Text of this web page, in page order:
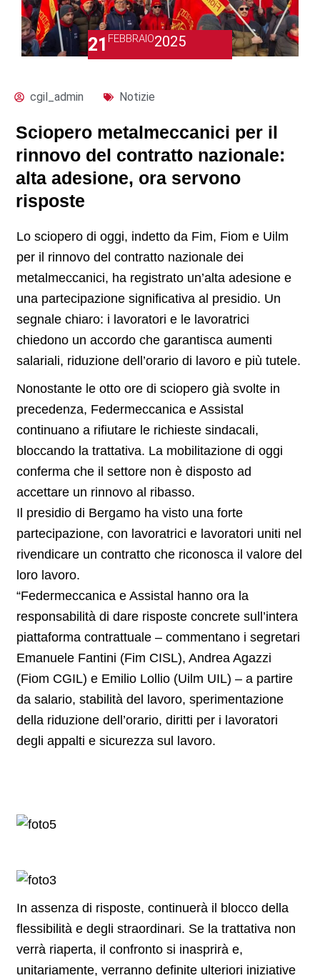
21 FEBBRAIO2025
cgil_admin Notizie
Sciopero metalmeccanici per il
rinnovo del contratto nazionale:
alta adesione, ora servono
risposte
Lo sciopero di oggi, indetto da Fim, Fiom e Uilm
per il rinnovo del contratto nazionale dei
metalmeccanici, ha registrato un’alta adesione e
una partecipazione significativa al presidio. Un
segnale chiaro: i lavoratori e le lavoratrici
chiedono un accordo che garantisca aumenti
salariali, riduzione dell’orario di lavoro e più tutele.
Nonostante le otto ore di sciopero già svolte in
precedenza, Federmeccanica e Assistal
continuano a rifiutare le richieste sindacali,
bloccando la trattativa. La mobilitazione di oggi
conferma che il settore non è disposto ad
accettare un rinnovo al ribasso.
Il presidio di Bergamo ha visto una forte
partecipazione, con lavoratrici e lavoratori uniti nel
rivendicare un contratto che riconosca il valore del
loro lavoro.
“Federmeccanica e Assistal hanno ora la
responsabilità di dare risposte concrete sull’intera
piattaforma contrattuale – commentano i segretari
Emanuele Fantini (Fim CISL), Andrea Agazzi
(Fiom CGIL) e Emilio Lollio (Uilm UIL) – a partire
da salario, stabilità del lavoro, sperimentazione
della riduzione dell’orario, diritti per i lavoratori
degli appalti e sicurezza sul lavoro.
In assenza di risposte, continuerà il blocco della
flessibilità e degli straordinari. Se la trattativa non
verrà riaperta, il confronto si inasprirà e,
unitariamente, verranno definite ulteriori iniziative